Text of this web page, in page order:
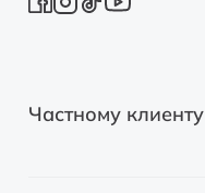
Частному клиенту